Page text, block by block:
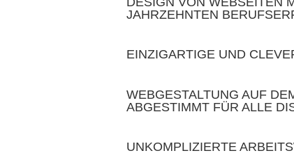
JAHRZEHNTEN
EINZIGARTIGE UND
WEBGESTALTUNG AUF
ABGESTIMMT FÜR ALLE
UNKOMPLIZIERTE